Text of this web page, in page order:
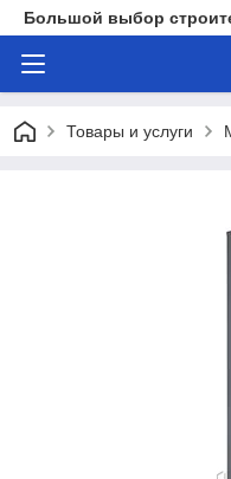
Большой выбор
Товары и услуги